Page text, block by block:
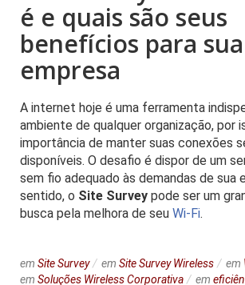
é e quais são seus
benefícios para sua
empresa
A internet hoje é uma ferramenta
ambiente de qualquer organização, por
importância de manter suas conexões
disponíveis. O desafio é dispor de um
sem fio adequado às demandas de sua
sentido, o Site Survey pode ser um
busca pela melhora de seu Wi-Fi.
em Site Survey em Site Survey Wireless em
em Soluções Wireless Corporativa em